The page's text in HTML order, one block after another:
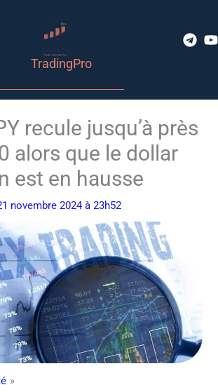
TradingPro
recule jusqu’à près
alors que le dollar
est en hausse
novembre 2024 à 23h52